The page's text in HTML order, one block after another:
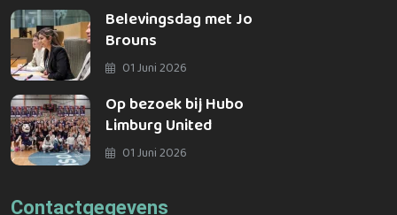
Belevingsdag met Jo
Brouns
01 Juni 2026
Op bezoek bij Hubo
Limburg United
01 Juni 2026
Contactgegevens